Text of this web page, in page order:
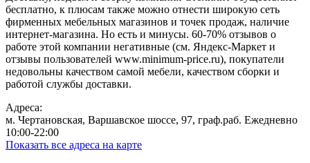
бесплатно, к плюсам также можно отнести широкую сеть
фирменных мебельных магазинов и точек продаж, наличие
интернет-магазина. Но есть и минусы. 60-70% отзывов о
работе этой компании негативные (см. Яндекс-Маркет и
отзывы пользователей www.minimum-price.ru), покупатели
недовольны качеством самой мебели, качеством сборки и
работой службы доставки.
Адреса:
м. Чертановская, Варшавское шоссе, 97, граф.раб. Ежедневно
10:00-22:00
Показать все адреса на карте